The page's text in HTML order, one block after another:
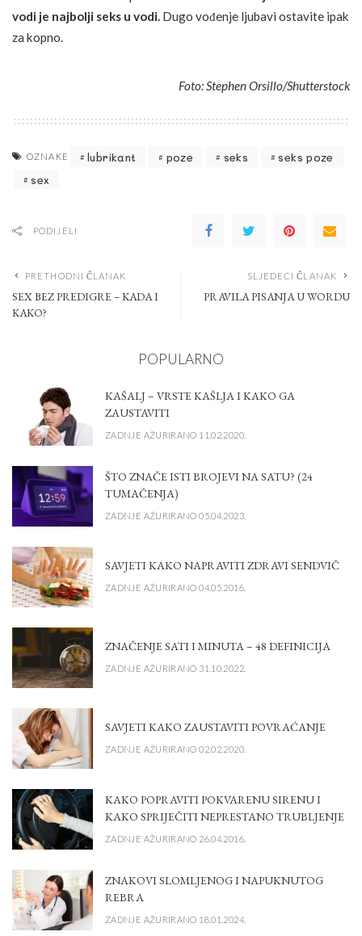
vodi je najbolji seks u vodi. Dugo vođenje ljubavi ostavite ipak
za kopno.
Foto: Stephen Orsillo/Shutterstock
OZNAKE lubrikant poze seks
seks poze
sex
PODIJELI
PRETHODNI ČLANAK
SEX BEZ PREDIGRE – KADA I
KAKO?
SLJEDEĆI ČLANAK
PRAVILA PISANJA U WORDU
POPULARNO
KAŠALJ – VRSTE KAŠLJA I KAKO GA
ZAUSTAVITI
ZADNJE AŽURIRANO 11.02.2020.
ŠTO ZNAČE ISTI BROJEVI NA SATU? (24
TUMAČENJA)
ZADNJE AŽURIRANO 05.04.2023.
SAVJETI KAKO NAPRAVITI ZDRAVI SENDVIČ
ZADNJE AŽURIRANO 04.05.2016.
ZNAČENJE SATI I MINUTA – 48 DEFINICIJA
ZADNJE AŽURIRANO 31.10.2022.
SAVJETI KAKO ZAUSTAVITI POVRAĆANJE
ZADNJE AŽURIRANO 02.02.2020.
KAKO POPRAVITI POKVARENU SIRENU I
KAKO SPRIJEČITI NEPRESTANO TRUBLJENJE
ZADNJE AŽURIRANO 26.04.2016.
ZNAKOVI SLOMLJENOG I NAPUKNUTOG
REBRA
ZADNJE AŽURIRANO 18.01.2024.